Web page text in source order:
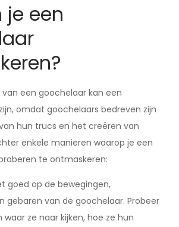
je een
een goochelaar kan een
omdat goochelaars bedreven zijn
hun trucs en het creëren van
enkele manieren waarop je een
te ontmaskeren:
goed op de bewegingen,
gebaren van de goochelaar. Probeer
ze naar kijken, hoe ze hun